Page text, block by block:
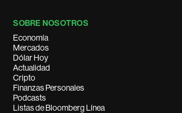
SOBRE NOSOTROS
Economía
Mercados
Dólar Hoy
Actualidad
Cripto
Finanzas Personales
Podcasts
Listas de Bloomberg Línea